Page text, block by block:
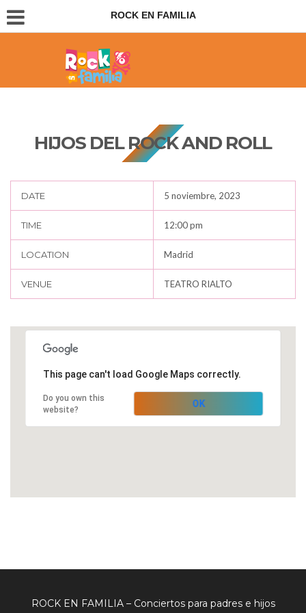
ROCK EN FAMILIA
Conciertos para padres e hijos
HIJOS DEL ROCK AND ROLL
DATE 5 noviembre, 2023
TIME 12:00 pm
LOCATION Madrid
VENUE TEATRO RIALTO
This page can't load Google Maps correctly.
Do you own this
website?
OK
ROCK EN FAMILIA – Conciertos para padres e hijos